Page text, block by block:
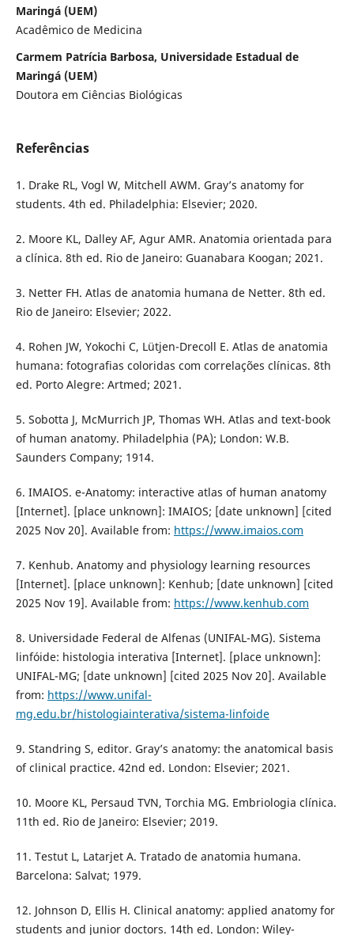
Maringá (UEM)
Acadêmico de Medicina
Carmem Patrícia Barbosa, Universidade Estadual de
Maringá (UEM)
Doutora em Ciências Biológicas
Referências
1. Drake RL, Vogl W, Mitchell AWM. Gray’s anatomy for
students. 4th ed. Philadelphia: Elsevier; 2020.
2. Moore KL, Dalley AF, Agur AMR. Anatomia orientada para
a clínica. 8th ed. Rio de Janeiro: Guanabara Koogan; 2021.
3. Netter FH. Atlas de anatomia humana de Netter. 8th ed.
Rio de Janeiro: Elsevier; 2022.
4. Rohen JW, Yokochi C, Lütjen-Drecoll E. Atlas de anatomia
humana: fotografias coloridas com correlações clínicas. 8th
ed. Porto Alegre: Artmed; 2021.
5. Sobotta J, McMurrich JP, Thomas WH. Atlas and text-book
of human anatomy. Philadelphia (PA); London: W.B.
Saunders Company; 1914.
6. IMAIOS. e-Anatomy: interactive atlas of human anatomy
[Internet]. [place unknown]: IMAIOS; [date unknown] [cited
2025 Nov 20]. Available from: https://www.imaios.com
7. Kenhub. Anatomy and physiology learning resources
[Internet]. [place unknown]: Kenhub; [date unknown] [cited
2025 Nov 19]. Available from: https://www.kenhub.com
8. Universidade Federal de Alfenas (UNIFAL-MG). Sistema
linfóide: histologia interativa [Internet]. [place unknown]:
UNIFAL-MG; [date unknown] [cited 2025 Nov 20]. Available
from: https://www.unifal-
mg.edu.br/histologiainterativa/sistema-linfoide
9. Standring S, editor. Gray’s anatomy: the anatomical basis
of clinical practice. 42nd ed. London: Elsevier; 2021.
10. Moore KL, Persaud TVN, Torchia MG. Embriologia clínica.
11th ed. Rio de Janeiro: Elsevier; 2019.
11. Testut L, Latarjet A. Tratado de anatomia humana.
Barcelona: Salvat; 1979.
12. Johnson D, Ellis H. Clinical anatomy: applied anatomy for
students and junior doctors. 14th ed. London: Wiley-